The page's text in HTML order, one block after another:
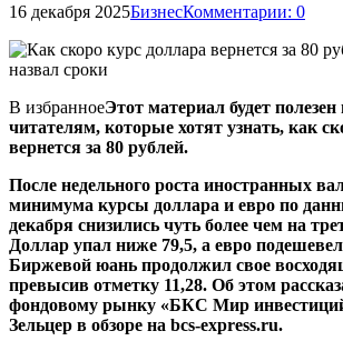
16 декабря 2025БизнесКомментарии: 0
В избранноеЭтот материал будет
читателям, которые хотят узнать, как
вернется за 80 рублей.
После недельного роста иностранных
минимума курсы доллара и евро по
декабря снизились чуть более чем на
Доллар упал ниже 79,5, а евро
Биржевой юань продолжил свое
превысив отметку 11,28. Об этом
фондовому рынку «БКС Мир
Зельцер в обзоре на bcs-express.ru.